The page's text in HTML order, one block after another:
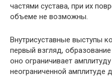
частями сустава, при их
объеме не возможны.
Внутрисуставные выступы
первый взгляд,
оно ограничивает
неограниченной амплитуде